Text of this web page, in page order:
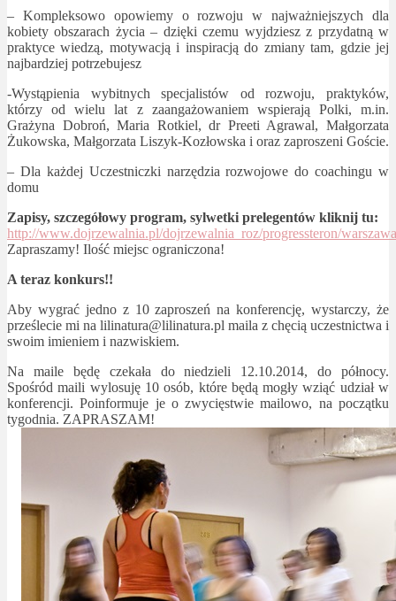
– Kompleksowo opowiemy o rozwoju w najważniejszych dla
kobiety obszarach życia – dzięki czemu wyjdziesz z przydatną w
praktyce wiedzą, motywacją i inspiracją do zmiany tam, gdzie jej
najbardziej potrzebujesz
-Wystąpienia wybitnych specjalistów od rozwoju, praktyków,
którzy od wielu lat z zaangażowaniem wspierają Polki, m.in.
Grażyna Dobroń, Maria Rotkiel, dr Preeti Agrawal, Małgorzata
Żukowska, Małgorzata Liszyk-Kozłowska i oraz zaproszeni Goście.
– Dla każdej Uczestniczki narzędzia rozwojowe do coachingu w
domu
Zapisy, szczegółowy program, sylwetki prelegentów kliknij tu:
http://www.dojrzewalnia.pl/dojrzewalnia_roz/progressteron/
Zapraszamy! Ilość miejsc ograniczona!
A teraz konkurs!!
Aby wygrać jedno z 10 zaproszeń na konferencję, wystarczy, że
prześlecie mi na lilinatura@lilinatura.pl maila z chęcią uczestnictwa i
swoim imieniem i nazwiskiem.
Na maile będę czekała do niedzieli 12.10.2014, do północy.
Spośród maili wylosuję 10 osób, które będą mogły wziąć udział w
konferencji. Poinformuje je o zwycięstwie mailowo, na początku
tygodnia. ZAPRASZAM!